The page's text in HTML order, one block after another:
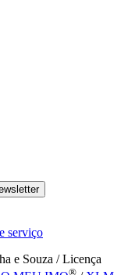
serviço
e Souza / Licença
®